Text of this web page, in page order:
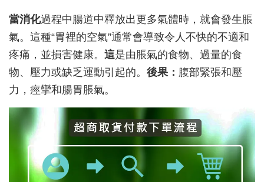
當消化過程中腸道中釋放出更多氣體時，就會發生脹
氣。這種“胃裡的空氣”通常會導致令人不快的不適和
疼痛，並損害健康。 這是由脹氣的食物、過量的食
物、壓力或缺乏運動引起的。 後果： 腹部緊張和壓
力，痙攣和腸胃脹氣。